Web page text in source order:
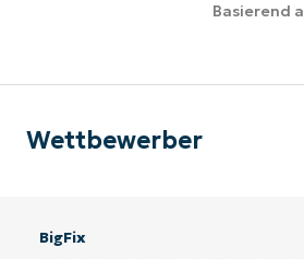
Basierend
Wettbewerber
BigFix